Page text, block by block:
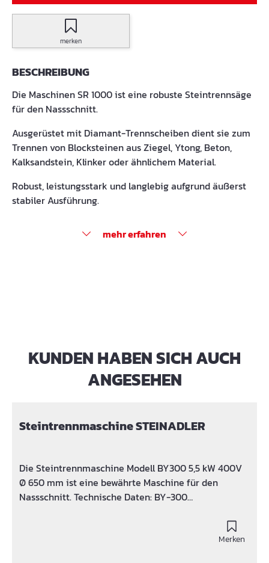
merken
BESCHREIBUNG
Die Maschinen SR 1000 ist eine robuste Steintrennsäge
für den Nassschnitt.
Ausgerüstet mit Diamant-Trennscheiben dient sie zum
Trennen von Blocksteinen aus Ziegel, Ytong, Beton,
Kalksandstein, Klinker oder ähnlichem Material.
Robust, leistungsstark und langlebig aufgrund äußerst
stabiler Ausführung.
mehr erfahren
Produktgalerie überspringen
KUNDEN HABEN SICH AUCH
ANGESEHEN
Steintrennmaschine STEINADLER
Die Steintrennmaschine Modell BY300 5,5 kW 400V
Ø 650 mm ist eine bewährte Maschine für den
Nassschnitt. Technische Daten: BY-300
Merken